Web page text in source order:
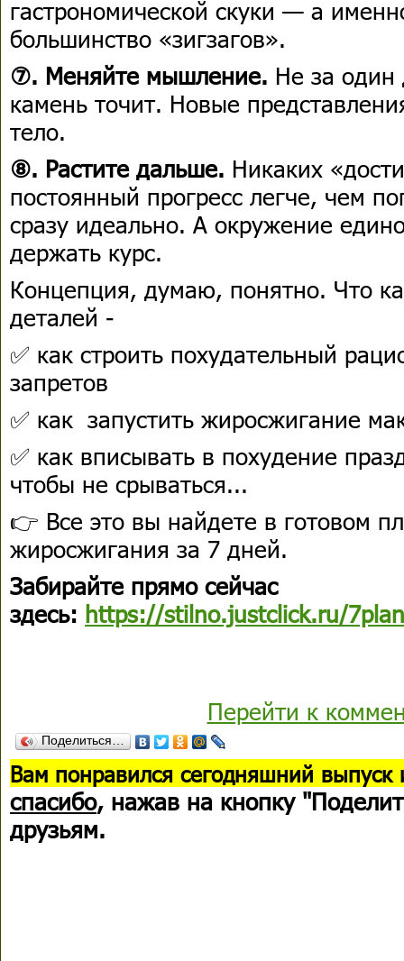
гастрономической скуки — а
большинство «зигзагов».
⑦. Меняйте мышление. Не за один
камень точит. Новые
тело.
⑧. Растите дальше. Никаких
постоянный прогресс легче, чем
сразу идеально. А окружение
держать курс.
Концепция, думаю, понятно. Что
деталей -
✅ как строить похудательный
запретов
✅ как запустить жиросжигание
✅ как вписывать в похудение
чтобы не срываться...
👉 Все это вы найдете в готовом
жиросжигания за 7 дней.
Забирайте прямо сейчас
здесь: https://stilno.justclick.ru/
Перейти к
Поделиться…
Вам понравился сегодняшний выпуск
спасибо, нажав на кнопку
друзьям.